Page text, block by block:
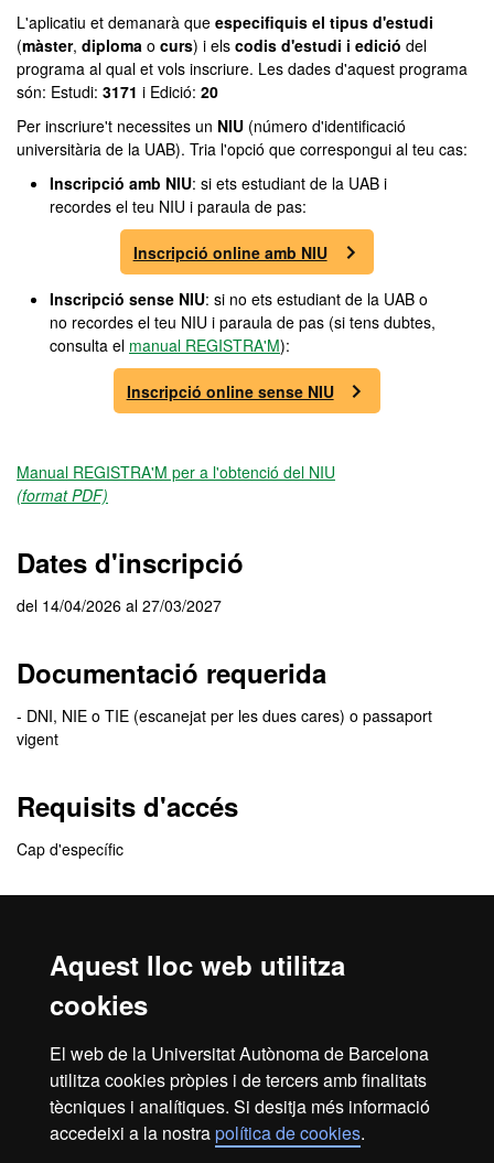
Aquest lloc web utilitza
cookies
El web de la Universitat Autònoma de Barcelona
utilitza cookies pròpies i de tercers amb finalitats
tècniques i analítiques. Si desitja més informació
accedeixi a la nostrapolítica de cookies.
L'aplicatiu et demanarà que especifiquis el tipus d'estudi
(màster, diploma o curs) i els codis d'estudi i edició del
programa al qual et vols inscriure. Les dades d'aquest programa
són: Estudi: 3171 i Edició: 20
Per inscriure't necessites un NIU (número d'identificació
universitària de la UAB). Tria l'opció que correspongui al teu cas:
Inscripció amb NIU: si ets estudiant de la UAB i
recordes el teu NIU i paraula de pas:
Inscripció online amb NIU
Inscripció sense NIU: si no ets estudiant de la UAB o
no recordes el teu NIU i paraula de pas (si tens dubtes,
consulta el manual REGISTRA'M):
Inscripció online sense NIU
Manual REGISTRA'M per a l'obtenció del NIU
(format PDF)
Dates d'inscripció
del 14/04/2026 al 27/03/2027
Documentació requerida
- DNI, NIE o TIE (escanejat per les dues cares) o passaport
vigent
Requisits d'accés
Cap d'específic
resultat de l’admissió el rebràs, de manera personalitzada, a
l'adreça de correu electrònic que indiquis quan facis la inscripció.
En aquest correu se t’indicarà com has de procedir per
Revisa lasafata de correu brossadel teu correu electrònic. De
vegades, els missatges poden entrar com a correu brossa.